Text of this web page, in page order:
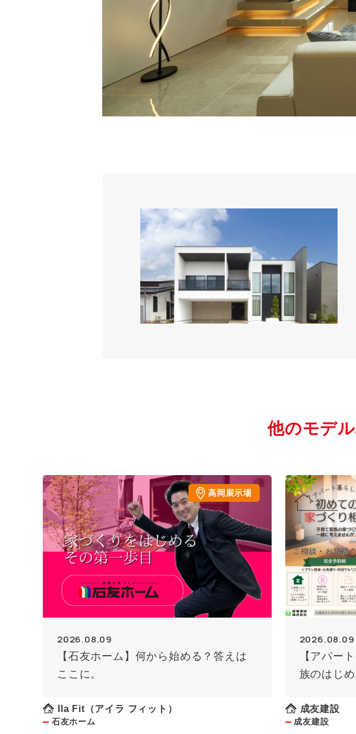
他のモデ
高岡展示場
2026.08.09
【石友ホーム】何から始める？答えは
ここに。
Ila Fit（アイラ フィット）
石友ホーム
2026.08.09
【アパー
族のはじ
成友建設
成友建設